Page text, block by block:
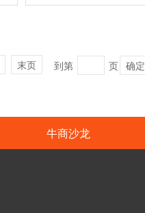
末页 到第 页 确定
牛商沙龙